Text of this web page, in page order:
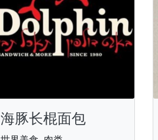
海豚长棍面包